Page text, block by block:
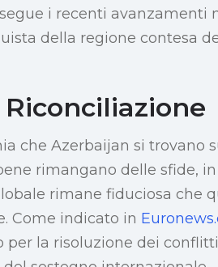
i recenti avanzamenti
della regione contesa
che Azerbaijan si trovano
rimangano delle sfide,
rimane fiduciosa che
Come indicato in
per la risoluzione dei